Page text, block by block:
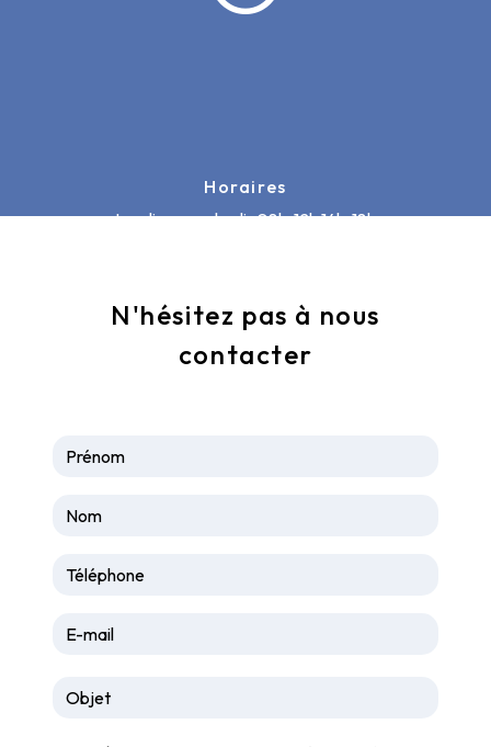
Horaires
Lundi au vendredi : 08h-12h 14h-18h
N'hésitez pas à nous
contacter